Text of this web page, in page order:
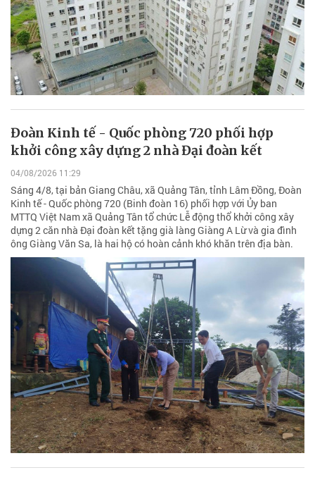
Đoàn Kinh tế - Quốc phòng 720 phối hợp
khởi công xây dựng 2 nhà Đại đoàn kết
04/08/2026 11:29
Sáng 4/8, tại bản Giang Châu, xã Quảng Tân, tỉnh Lâm Đồng, Đoàn
Kinh tế - Quốc phòng 720 (Binh đoàn 16) phối hợp với Ủy ban
MTTQ Việt Nam xã Quảng Tân tổ chức Lễ động thổ khởi công xây
dựng 2 căn nhà Đại đoàn kết tặng già làng Giàng A Lừ và gia đình
ông Giàng Văn Sa, là hai hộ có hoàn cảnh khó khăn trên địa bàn.